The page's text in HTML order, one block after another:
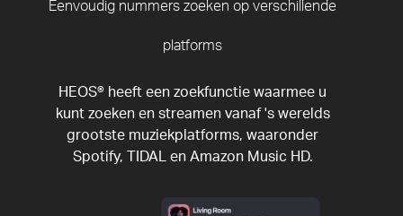
Eenvoudig nummers zoeken op verschillende
platforms
HEOS® heeft een zoekfunctie waarmee u
kunt zoeken en streamen vanaf 's werelds
grootste muziekplatforms, waaronder
Spotify, TIDAL en Amazon Music HD.